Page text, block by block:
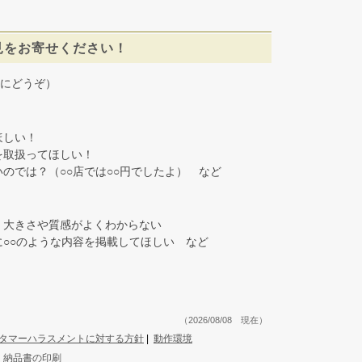
お寄せください！
どうぞ）
い！
扱ってほしい！
では？（○○店では○○円でしたよ） など
きさや質感がよくわからない
のような内容を掲載してほしい など
（2026/08/08 現在）
マーハラスメントに対する方針 | 動作環境
納品書の印刷